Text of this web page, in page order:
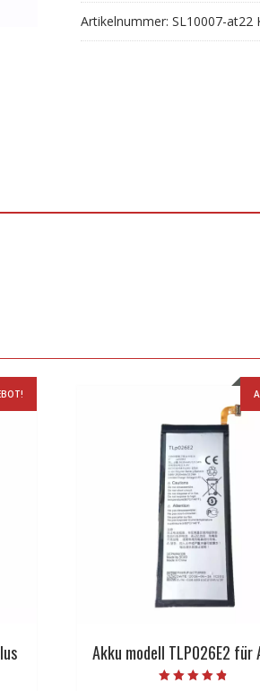
Artikelnummer: SL10007-at22
Akku modell TLP026E2 für